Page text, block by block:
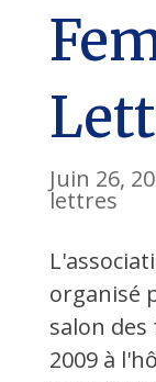
Juin 26,
lettres
organisé
salon
2009 à